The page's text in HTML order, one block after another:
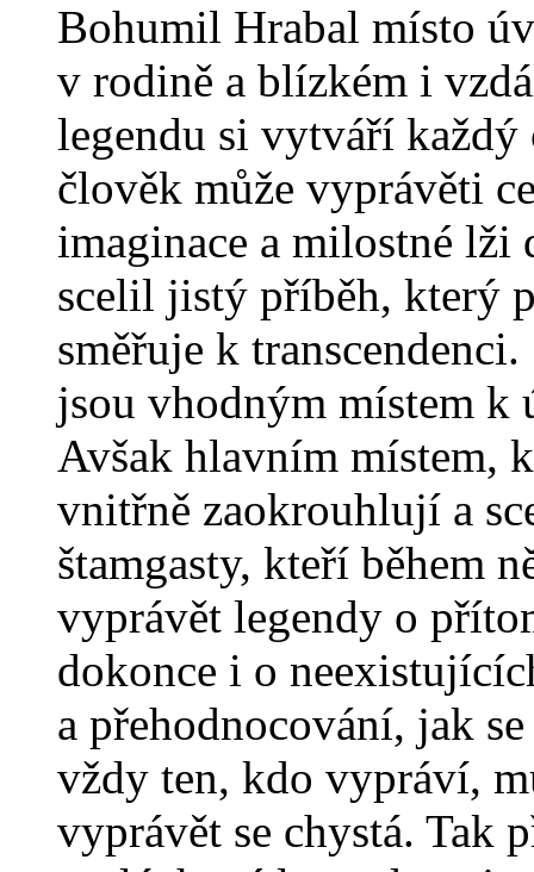
Bohumil Hrabal místo
v rodině a blízkém i
legendu si vytváří každý
člověk může vyprávěti
imaginace a milostné
scelil jistý příběh, který
směřuje k
jsou vhodným místem k
Avšak hlavním místem,
vnitřně zaokrouhlují a
štamgasty, kteří během
vyprávět legendy o
dokonce i o
a přehodnocování, jak
vždy ten, kdo vypráví,
vyprávět se chystá. Tak